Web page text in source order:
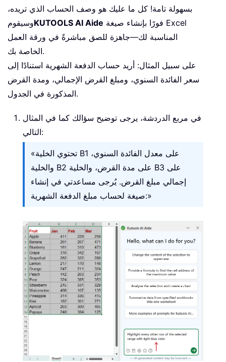
بسهولة تامة! كل ما عليك هو وصف الحساب الذي تريده،
وسيقومKUTOOLS AI Aide
المناسبة لك—جاهزة للصق مباشرةً في ورقة العمل
الخاصة بك.
على سبيل المثال: أريد حساب الدفعة الشهرية استنادًا إلى
سعر الفائدة السنوي، ومبلغ القرض الإجمالي، ومدة القرض
المذكورة في الجدول.
في مربع الدردشة، يرجى توضيح سؤالك كما في المثال
التالي:
«تحتوي الخلية B1 على معدل الفائدة السنوي،
والخلية B2 على مدة القرض، والخلية B3 على
إجمالي مبلغ القرض. يُرجى مساعدتي في إنشاء
صيغة لحساب مبلغ الدفعة الشهرية:»